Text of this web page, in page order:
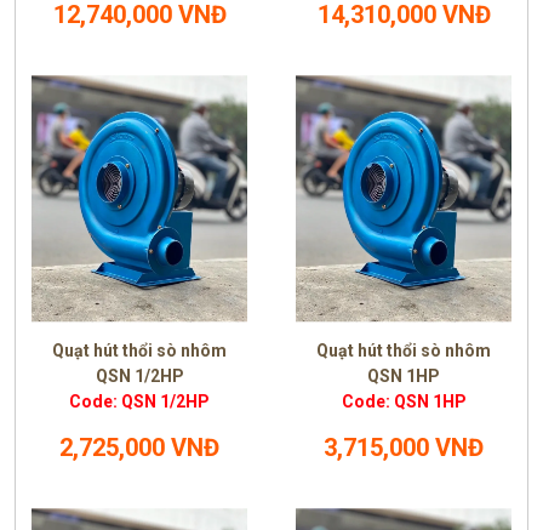
12,740,000 VNĐ 14,310,000 VNĐ
Quạt hút thổi sò nhôm
QSN 1/2HP
Code: QSN 1/2HP
2,725,000 VNĐ
Quạt hút thổi sò nhôm
QSN 1HP
Code: QSN 1HP
3,715,000 VNĐ